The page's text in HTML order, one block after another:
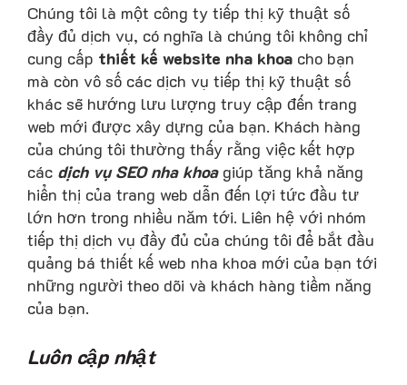
Chúng tôi là một công ty tiếp thị kỹ thuật số
đầy đủ dịch vụ, có nghĩa là chúng tôi không chỉ
cung cấp thiết kế website nha khoa cho bạn
mà còn vô số các dịch vụ tiếp thị kỹ thuật số
khác sẽ hướng lưu lượng truy cập đến trang
web mới được xây dựng của bạn. Khách hàng
của chúng tôi thường thấy rằng việc kết hợp
các dịch vụ SEO nha khoagiúp tăng khả năng
hiển thị của trang web dẫn đến lợi tức đầu tư
lớn hơn trong nhiều năm tới. Liên hệ với nhóm
tiếp thị dịch vụ đầy đủ của chúng tôi để bắt đầu
quảng bá thiết kế web nha khoa mới của bạn tới
những người theo dõi và khách hàng tiềm năng
của bạn.
Luôn cập nhật